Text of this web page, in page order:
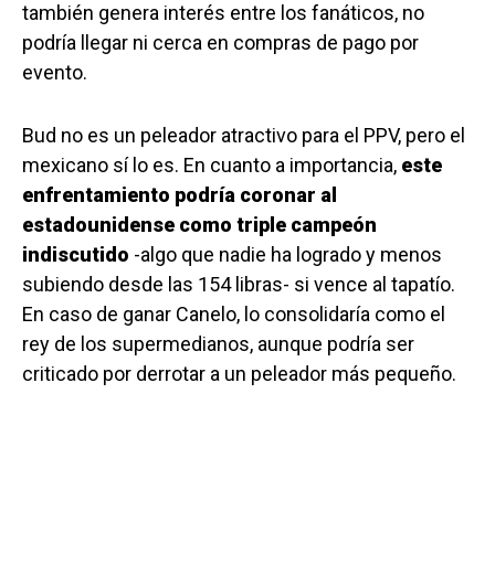
también genera interés entre los fanáticos, no
podría llegar ni cerca en compras de pago por
evento.
Bud no es un peleador atractivo para el PPV, pero el
mexicano sí lo es. En cuanto a importancia, este
enfrentamiento podría coronar al
estadounidense como triple campeón
indiscutido -algo que nadie ha logrado y menos
subiendo desde las 154 libras- si vence al tapatío.
En caso de ganar Canelo, lo consolidaría como el
rey de los supermedianos, aunque podría ser
criticado por derrotar a un peleador más pequeño.